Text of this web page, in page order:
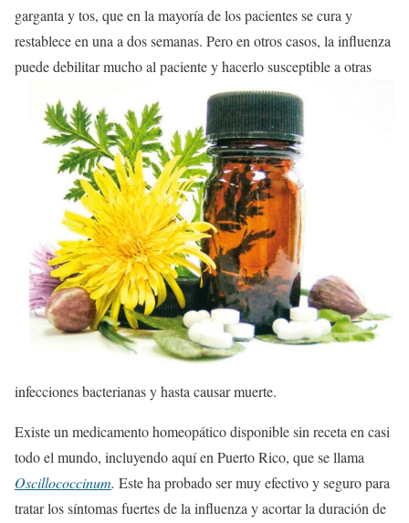
garganta y tos, que en la mayoría de los pacientes se cura y
restablece en una a dos semanas. Pero en otros casos, la influenza
puede debilitar mucho al paciente y hacerlo susceptible a otras
infecciones bacterianas y hasta causar muerte.
Existe un medicamento homeopático disponible sin receta en casi
todo el mundo, incluyendo aquí en Puerto Rico, que se llama
Oscillococcinum. Este ha probado ser muy efectivo y seguro para
tratar los síntomas fuertes de la influenza y acortar la duración de